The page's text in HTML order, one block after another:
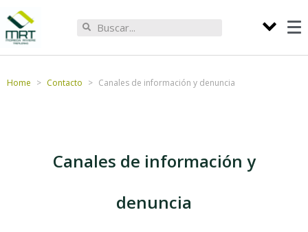
Home Contacto Canales de información y denuncia
Canales de información y
denuncia